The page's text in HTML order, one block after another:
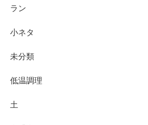
ラン
小ネタ
未分類
低温調理
土